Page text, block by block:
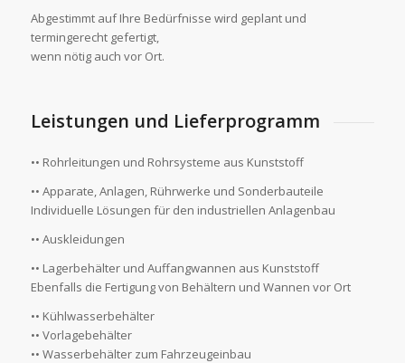
Abgestimmt auf Ihre Bedürfnisse wird geplant und
termingerecht gefertigt,
wenn nötig auch vor Ort.
Leistungen und Lieferprogramm
•• Rohrleitungen und Rohrsysteme aus Kunststoff
•• Apparate, Anlagen, Rührwerke und Sonderbauteile
Individuelle Lösungen für den industriellen Anlagenbau
•• Auskleidungen
•• Lagerbehälter und Auffangwannen aus Kunststoff
Ebenfalls die Fertigung von Behältern und Wannen vor Ort
•• Kühlwasserbehälter
•• Vorlagebehälter
•• Wasserbehälter zum Fahrzeugeinbau